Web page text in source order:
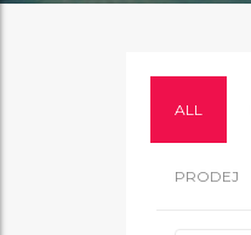
ALL
PRODEJ